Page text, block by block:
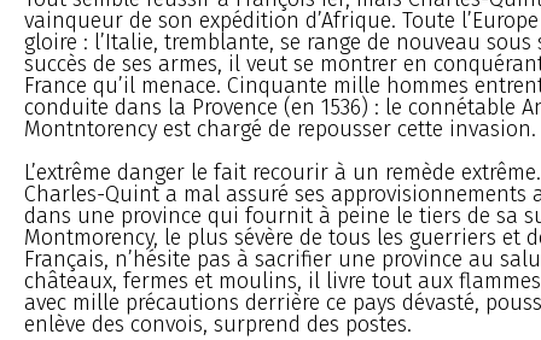
vainqueur de son expédition d’Afrique. Toute
gloire : l’Italie, tremblante, se range de nouveau sous
succès de ses armes, il veut se montrer en
France qu’il menace. Cinquante mille hommes
conduite dans la Provence (en 1536) : le connétable
Montntorency est chargé de repousser cette invasion.
L’extrême danger le fait recourir à un remède
Charles-Quint a mal assuré ses approvisionnements
dans une province qui fournit à peine le tiers de sa
Montmorency, le plus sévère de tous les guerriers et
Français, n’hésite pas à sacrifier une province au
châteaux, fermes et moulins, il livre tout aux
avec mille précautions derrière ce pays dévasté,
enlève des convois, surprend des postes.